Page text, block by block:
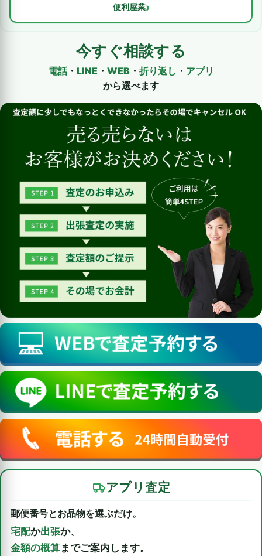
便利屋業›
今すぐ相談する
電話・ LINE・ WEB・ 折り返し ・ アプリ
から選べます
アプリ査定
郵便番号とお品物を選ぶだけ。
宅配か出張か、
金額の概算までご案内します。